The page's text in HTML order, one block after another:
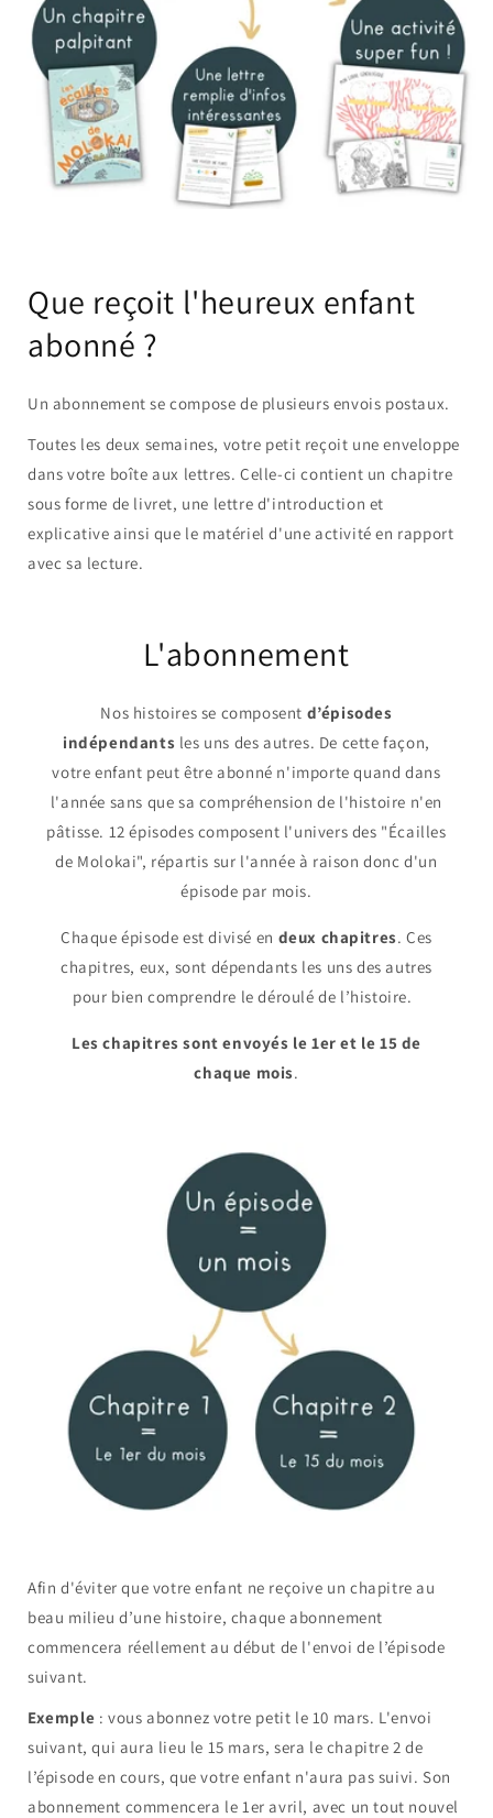
Que reçoit l'heureux enfant
abonné ?
Un abonnement se compose de plusieurs envois postaux.
Toutes les deux semaines, votre petit reçoit une enveloppe
dans votre boîte aux lettres. Celle-ci contient un chapitre
sous forme de livret, une lettre d'introduction et
explicative ainsi que le matériel d'une activité en rapport
avec sa lecture.
L'abonnement
Nos histoires se composent d’épisodes
indépendants les uns des autres. De cette façon,
votre enfant peut être abonné n'importe quand dans
l'année sans que sa compréhension de l'histoire n'en
pâtisse. 12 épisodes composent l'univers des "Écailles
de Molokai", répartis sur l'année à raison donc d'un
épisode par mois.
Chaque épisode est divisé en deux chapitres. Ces
chapitres, eux, sont dépendants les uns des autres
pour bien comprendre le déroulé de l’histoire.
Les chapitres sont envoyés le 1er et le 15 de
chaque mois.
Afin d'éviter que votre enfant ne reçoive un chapitre au
beau milieu d’une histoire, chaque abonnement
commencera réellement au début de l'envoi de l’épisode
suivant.
Exemple : vous abonnez votre petit le 10 mars. L'envoi
suivant, qui aura lieu le 15 mars, sera le chapitre 2 de
l’épisode en cours, que votre enfant n'aura pas suivi. Son
abonnement commencera le 1er avril, avec un tout nouvel